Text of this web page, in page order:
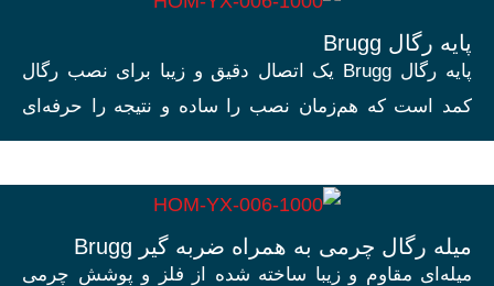
پایه رگال Brugg
پایه رگال Brugg یک اتصال دقیق و زیبا برای نصب رگال
کمد است که هم‌زمان نصب را ساده و نتیجه را حرفه‌ای
می‌کند.
میله رگال چرمی به همراه ضربه گیر Brugg
میله‌ای مقاوم و زیبا ساخته شده از فلز و پوشش چرمی